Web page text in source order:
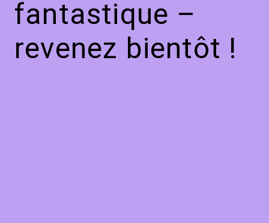
fantastique –
revenez bientôt !